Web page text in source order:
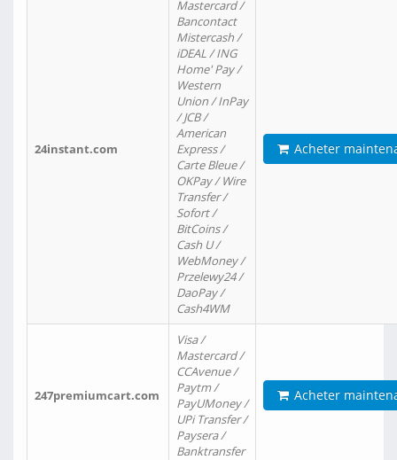
24instant.com
Mastercard /
Bancontact
Mistercash /
iDEAL / ING
Home' Pay /
Western
Union / InPay
/ JCB /
American
Express /
Carte Bleue /
OKPay / Wire
Transfer /
Sofort /
BitCoins /
Cash U /
WebMoney /
Przelewy24 /
DaoPay /
Cash4WM
Acheter
247premiumcart.com
Visa /
Mastercard /
CCAvenue /
Paytm /
PayUMoney /
UPi Transfer /
Paysera /
Banktransfer
Acheter